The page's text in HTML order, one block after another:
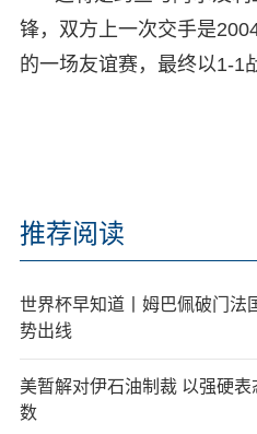
锋，双方上一次交手是
的一场友谊赛，最终以1-1
推荐阅读
世界杯早知道丨姆巴佩破门法
势出线
美暂解对伊石油制裁 以强硬
数